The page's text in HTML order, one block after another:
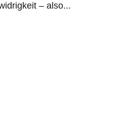
– also...